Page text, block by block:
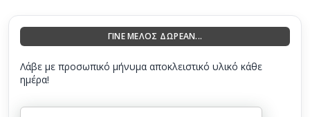
ΓΙΝΕ ΜΕΛΟΣ ΔΩΡΕΑΝ...
Λάβε με προσωπικό μήνυμα αποκλειστικό υλικό κάθε
ημέρα!